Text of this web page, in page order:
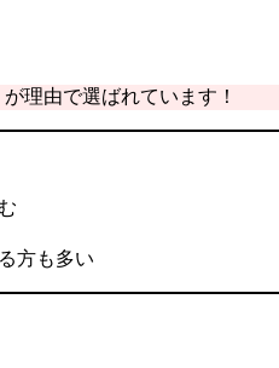
理由で選ばれています！
方も多い